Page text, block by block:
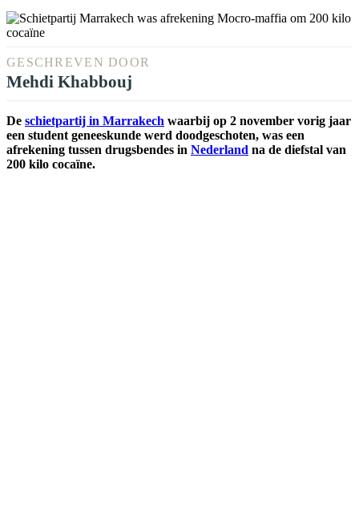
GESCHREVEN DOOR
Mehdi Khabbouj
De schietpartij in Marrakech waarbij op 2 november vorig jaar
een student geneeskunde werd doodgeschoten, was een
afrekening tussen drugsbendes in Nederland na de diefstal van
200 kilo cocaïne.